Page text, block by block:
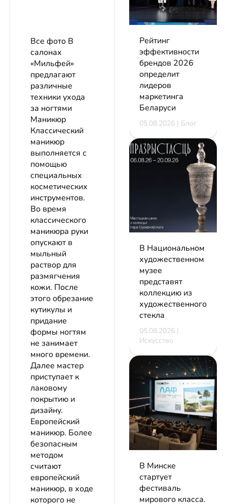
Все фото В
салонах
«Мильфей»
предлагают
различные
техники ухода
за ногтями
Маникюр
Классический
маникюр
выполняется с
помощью
специальных
косметических
инструментов.
Во время
классического
маникюра руки
опускают в
мыльный
раствор для
размягчения
кожи. После
этого обрезание
кутикулы и
придание
формы ногтям
не занимает
много времени.
Далее мастер
приступает к
лаковому
покрытию и
дизайну.
Европейский
маникюр. Более
безопасным
методом
считают
европейский
маникюр, в ходе
которого не
Рейтинг
эффективности
брендов 2026
определит
лидеров
маркетинга
Беларуси
05.08.2026 | Блог
В Национальном
художественном
музее
представят
коллекцию из
художественного
стекла
05.08.2026 |
Искусство
В Минске
стартует
фестиваль
мирового класса.